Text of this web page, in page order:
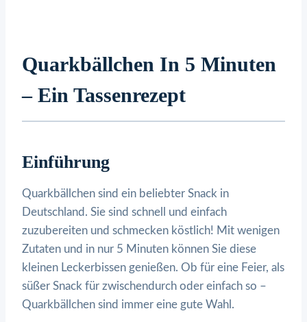
Quarkbällchen In 5 Minuten
– Ein Tassenrezept
Einführung
Quarkbällchen sind ein beliebter Snack in
Deutschland. Sie sind schnell und einfach
zuzubereiten und schmecken köstlich! Mit wenigen
Zutaten und in nur 5 Minuten können Sie diese
kleinen Leckerbissen genießen. Ob für eine Feier, als
süßer Snack für zwischendurch oder einfach so –
Quarkbällchen sind immer eine gute Wahl.